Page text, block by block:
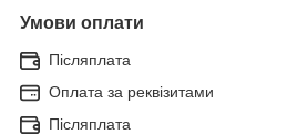
Умови оплати
Післяплата
Оплата за реквізитами
Післяплата